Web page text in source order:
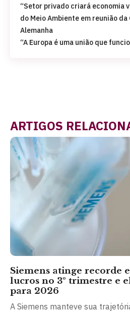
“Setor privado criará economia
do Meio Ambiente em reunião
Alemanha
“A Europa é uma união que
ARTIGOS
Siemens atinge recorde
lucros no 3º trimestre e
para 2026
A Siemens manteve sua